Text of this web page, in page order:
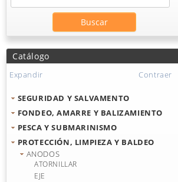
Catálogo
Expandir Contraer
SEGURIDAD Y SALVAMENTO
FONDEO, AMARRE Y BALIZAMIENTO
PESCA Y SUBMARINISMO
PROTECCIÓN, LIMPIEZA Y BALDEO
ANODOS
ATORNILLAR
EJE